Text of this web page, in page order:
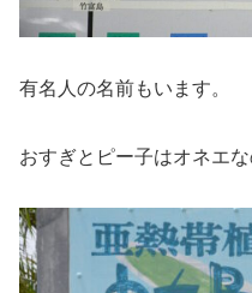
有名人の名前もいます。
おすぎとピー子はオネエ